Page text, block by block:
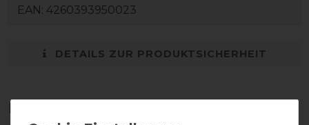
EAN: 4260393950023
DETAILS ZUR PRODUKTSICHERHEIT
Das perfekte Zubehör für dich